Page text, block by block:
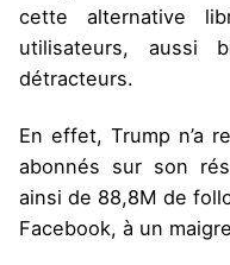
cette alternative
utilisateurs, aussi
détracteurs.
En effet, Trump n’a
abonnés sur son
ainsi de 88,8M de
Facebook, à un